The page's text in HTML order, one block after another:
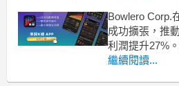
Bowlero Corp.
成功擴張，推
利潤提升27%
景看好。
繼續閱讀...